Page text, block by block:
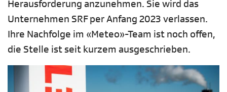
Herausforderung anzunehmen. Sie wird das
Unternehmen SRF per Anfang 2023 verlassen.
Ihre Nachfolge im «Meteo»-Team ist noch offen,
die Stelle ist seit kurzem ausgeschrieben.